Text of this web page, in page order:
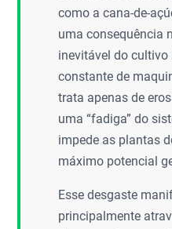
como a cana-de-
uma consequência
inevitável do
constante de
trata apenas de
uma “fadiga” do
impede as plantas
máximo potencial
Esse desgaste
principalmente